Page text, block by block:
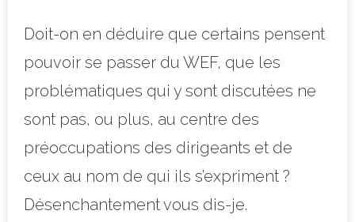
Doit-on en déduire que certains pensent
pouvoir se passer du WEF, que les
problématiques qui y sont discutées ne
sont pas, ou plus, au centre des
préoccupations des dirigeants et de
ceux au nom de qui ils s’expriment ?
Désenchantement vous dis-je.